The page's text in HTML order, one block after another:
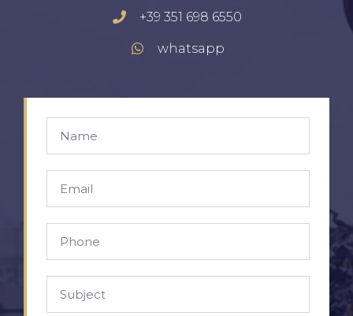
+39 351 698 6550
whatsapp